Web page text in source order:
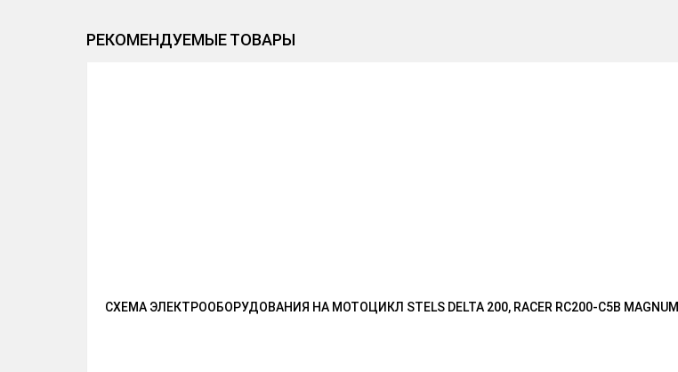
РЕКОМЕНДУЕМЫЕ ТОВАРЫ
СХЕМА ЭЛЕКТРООБОРУДОВАНИЯ НА МОТОЦИКЛ STELS DELTA 200, RACER RC200-C5B MAGNUM